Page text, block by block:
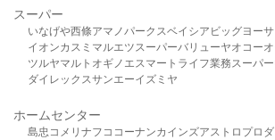
スーパー
いなげや西條アマノパークスベイシア ビッグヨー
イオンカスミ マルエツスーパーバリューヤオコー
ツルヤマルト オギノ エスマート ライフ業務スーパー
ダイレックスサンエーイズミヤ
ホームセンター
島忠 コメリ ナフコ コーナンカインズアストロプロ